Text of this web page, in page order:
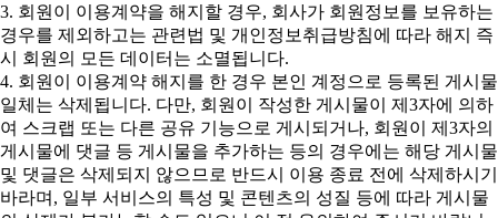
3. 회원이 이용계약을 해지할 경우, 회사가 회원정보를 보유하는
경우를 제외하고는 관련법 및 개인정보취급방침에 따라 해지 즉
시 회원의 모든 데이터는 소멸됩니다.
4. 회원이 이용계약 해지를 한 경우 본인 계정으로 등록된 게시물
일체는 삭제됩니다. 다만, 회원이 작성한 게시물이 제3자에 의하
여 스크랩 또는 다른 공유 기능으로 게시되거나, 회원이 제3자의
게시물에 댓글 등 게시물을 추가하는 등의 경우에는 해당 게시물
및 댓글은 삭제되지 않으므로 반드시 이용 종료 전에 삭제하시기
바라며, 일부 서비스의 특성 및 콘텐츠의 성질 등에 따라 게시물